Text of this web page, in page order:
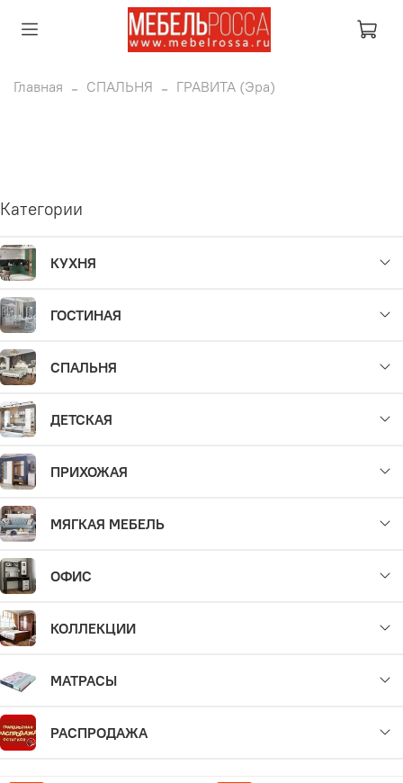
Главная СПАЛЬНЯ ГРАВИТА (Эра)
Категории
КУХНЯ
ГОСТИНАЯ
СПАЛЬНЯ
ДЕТСКАЯ
ПРИХОЖАЯ
МЯГКАЯ МЕБЕЛЬ
ОФИС
КОЛЛЕКЦИИ
МАТРАСЫ
РАСПРОДАЖА